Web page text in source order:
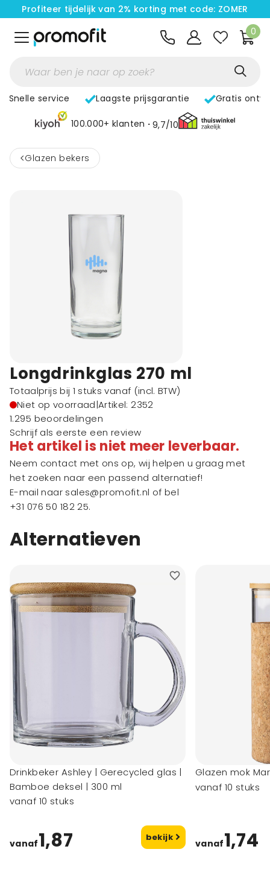
Profiteer tijdelijk van 2% korting met code: ZOMER
0
Snelle service Laagste prijsgarantie Gratis
100.000+ klanten 9,7/10
< Glazen bekers
Longdrinkglas 270 ml
Totaalprijs bij 1 stuks vanaf (incl. BTW)
Niet op voorraad|Artikel: 2352
1.295 beoordelingen
Schrijf als eerste een review
Het artikel is niet meer leverbaar.
Neem contact met ons op, wij helpen u graag met
het zoeken naar een passend alternatief!
E-mail naar sales@promofit.nl of bel
+31 076 50 182 25.
Alternatieven
Drinkbeker Ashley | Gerecycled glas |
Bamboe deksel | 300 ml
vanaf 10 stuks
vanaf1,87 bekijk
Glazen mok
vanaf 10 stuks
vanaf1,74